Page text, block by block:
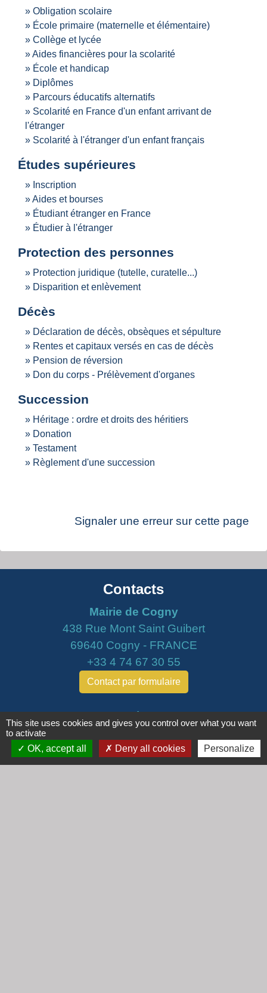
Obligation scolaire
École primaire (maternelle et élémentaire)
Collège et lycée
Aides financières pour la scolarité
École et handicap
Diplômes
Parcours éducatifs alternatifs
Scolarité en France d'un enfant arrivant de
l'étranger
Scolarité à l'étranger d'un enfant français
Études supérieures
Inscription
Aides et bourses
Étudiant étranger en France
Étudier à l'étranger
Protection des personnes
Protection juridique (tutelle, curatelle...)
Disparition et enlèvement
Décès
Déclaration de décès, obsèques et sépulture
Rentes et capitaux versés en cas de décès
Pension de réversion
Don du corps - Prélèvement d'organes
Succession
Héritage : ordre et droits des héritiers
Donation
Testament
Règlement d'une succession
Signaler une erreur sur cette page
Contacts
Mairie de Cogny
438 Rue Mont Saint Guibert
69640 Cogny - FRANCE
+33 4 74 67 30 55
Contact par formulaire
Horaires
Mardi : 8h30 - 12h00
Mercredi : 9h00 - 12h00
This site uses cookies and gives you control over what you want
to activate
OK, accept all
Deny all cookies Personalize